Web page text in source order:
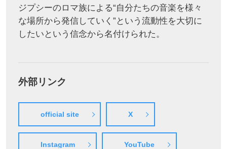
ジプシーのロマ族による“自分たちの音楽を様々
な場所から発信していく”という流動性を大切に
したいという信念から名付けられた。
外部リンク
official site X
Instagram YouTube